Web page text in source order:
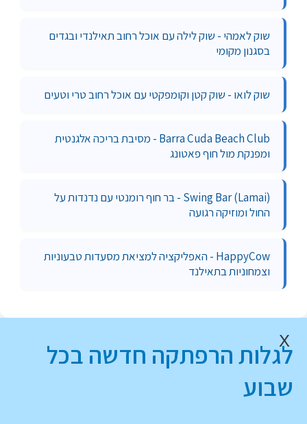
שוק לאמהי - שוק לילה עם אוכל רחוב תאילנדי ובגדים
בסגנון מקומי
שוק לואו - שוק קטן וקומפקטי עם אוכל רחוב טרי וטעים
Barra Cuda Beach Club - מסיבת בריכה אלגנטית
ומפנקת מול חוף פאטונג
Swing Bar (Lamai) - בר חוף רומנטי עם נדנדות על
החול ומוזיקה רגועה
HappyCow - האפליקציה למציאת מסעדות טבעוניות
וצמחוניות בתאילנד
X
לגלות הרפתקה חדשה בכל
שבוע